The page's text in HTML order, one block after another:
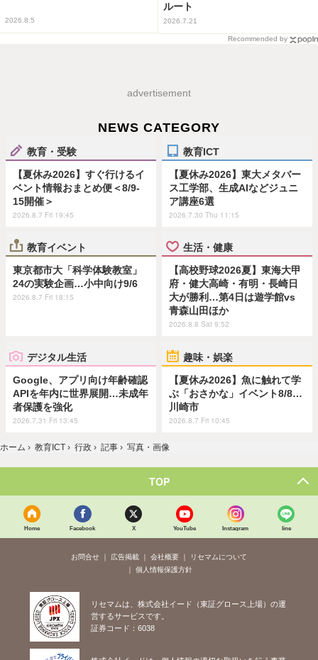
2026.8.5
ルート
2026.7.21
Recommended by
advertisement
NEWS CATEGORY
教育・受験
【夏休み2026】すぐ行けるイ
ベント情報おまとめ便＜8/9-
15開催＞
2026.8.7 Fri 19:45
教育ICT
【夏休み2026】東大メタバー
ス工学部、生成AIなどジュニ
ア講座6選
2026.7.30 Thu 11:15
教育イベント
東京都市大「科学体験教室」
24の実験企画…小中向け9/6
2026.8.7 Fri 18:15
生活・健康
【高校野球2026夏】東海大甲
府・健大高崎・有明・長崎日
大が勝利…第4日は遊学館vs
青森山田ほか
2026.8.8 Sat 9:52
デジタル生活
Google、アプリ向け年齢確認
APIを年内に世界展開…未成年
者保護を強化
2026.7.31 Fri 13:45
趣味・娯楽
【夏休み2026】魚に触れて学
ぶ「おさかな」イベント8/8…
川崎市
2026.8.7 Fri 10:45
ホーム › 教育ICT › 行政 › 記事 › 写真・画像
TOP
Home Facebook X YouTube Instagram line
お問合せ 広告掲載 会社概要
リセマムについて
個人情報保護方針
リセマムは、株式会社イード（東証グロース上場）の運
営するサービスです。
証券コード：6038